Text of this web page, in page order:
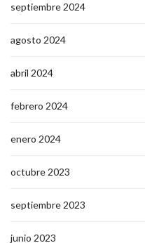
septiembre 2024
agosto 2024
abril 2024
febrero 2024
enero 2024
octubre 2023
septiembre 2023
junio 2023